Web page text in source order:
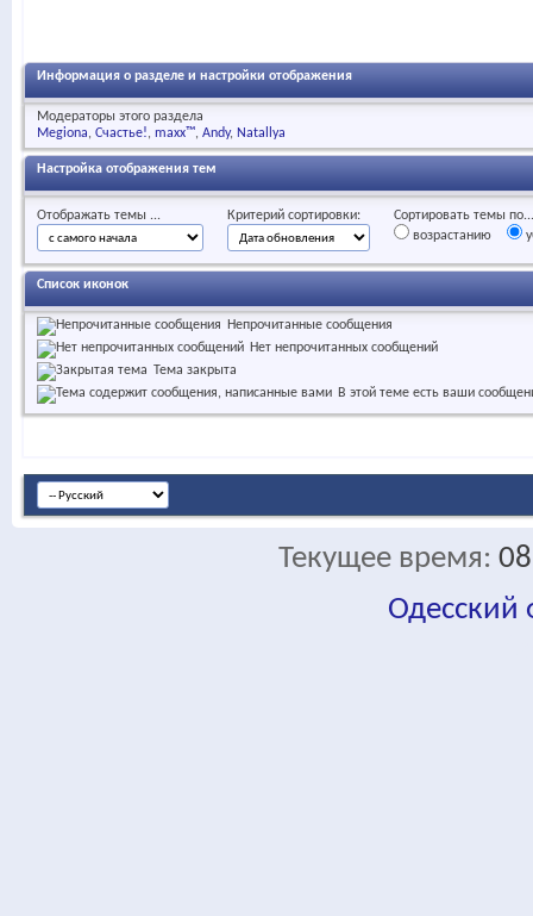
Информация о разделе и настройки отображения
Модераторы этого раздела
Megiona Счастье! maxx™ Andy Natallya
Настройка отображения тем
Отображать темы ... Критерий сортировки:
Сортировать темы по...
возрастанию
Список иконок
Непрочитанные сообщения
Нет непрочитанных сообщений
Тема закрыта
В этой теме есть ваши
Текущее время:
Одесский